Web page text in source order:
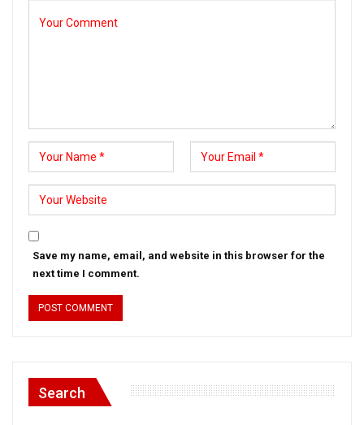
Save my name, email, and website in this browser for the
next time I comment.
Search